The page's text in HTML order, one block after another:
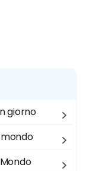
giorno